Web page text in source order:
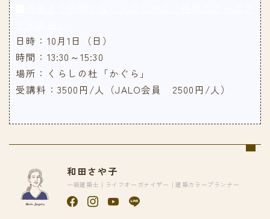
日時：10月1日（日）
時間：13:30～15:30
場所：くらしの杜「かぐら」
受講料：3500円/人（JALO会員 2500円/人）
和田さや子
一級建築士｜ライフオーガナイザー｜建築カラープランナー